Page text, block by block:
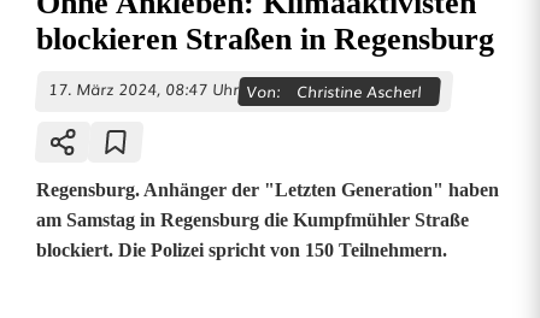
blockieren Straßen in Regensburg
17. März 2024, 08:47 Uhr Von: Christine Ascherl
Regensburg. Anhänger der "Letzten Generation" haben
am Samstag in Regensburg die Kumpfmühler Straße
blockiert. Die Polizei spricht von 150 Teilnehmern.